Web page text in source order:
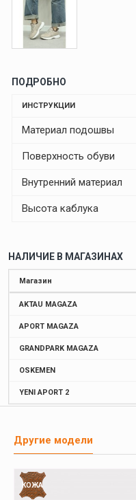
ПОДРОБНО
ИНСТРУКЦИИ
Материал подошвы
Поверхность обуви
Внутренний материал
Высота каблука
НАЛИЧИЕ В МАГАЗИНАХ
Магазин
AKTAU MAGAZA
APORT MAGAZA
GRANDPARK MAGAZA
OSKEMEN
YENI APORT 2
Другие модели
КОЖА